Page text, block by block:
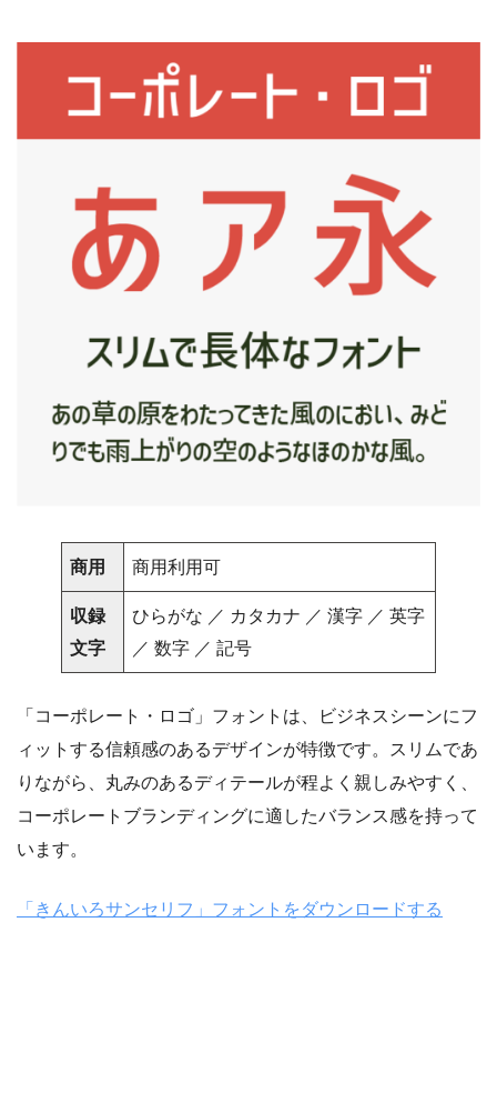
商用 商用利用可
収録
文字
ひらがな ／ カタカナ ／ 漢字 ／ 英字
／ 数字 ／ 記号
「コーポレート・ロゴ」フォントは、ビジネスシーンにフ
ィットする信頼感のあるデザインが特徴です。スリムであ
りながら、丸みのあるディテールが程よく親しみやすく、
コーポレートブランディングに適したバランス感を持って
います。
「きんいろサンセリフ」フォントをダウンロードする